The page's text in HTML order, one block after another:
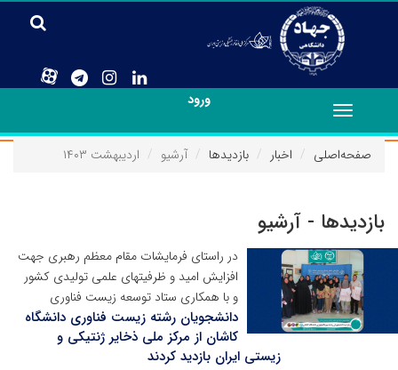
ورود
Toggle
navigation
صفحه‌اصلی
اخبار بازدیدها آرشیو اردیبهشت ۱۴۰۳
بازدیدها - آرشیو
در راستای فرمایشات مقام معظم رهبری جهت
افزایش امید و ظرفیتهای علمی تولیدی کشور
و با همکاری ستاد توسعه زیست فناوری
دانشجویان رشته زیست فناوری دانشگاه
کاشان از مرکز ملی ذخایر ژنتیکی و
زیستی ایران بازدید کردند